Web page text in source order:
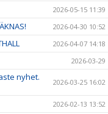
2026-05-15 11:39
2026-04-30 10:52
2026-04-07 14:18
2026-03-29
nyhet.
2026-03-25 16:02
2026-02-13 13:52